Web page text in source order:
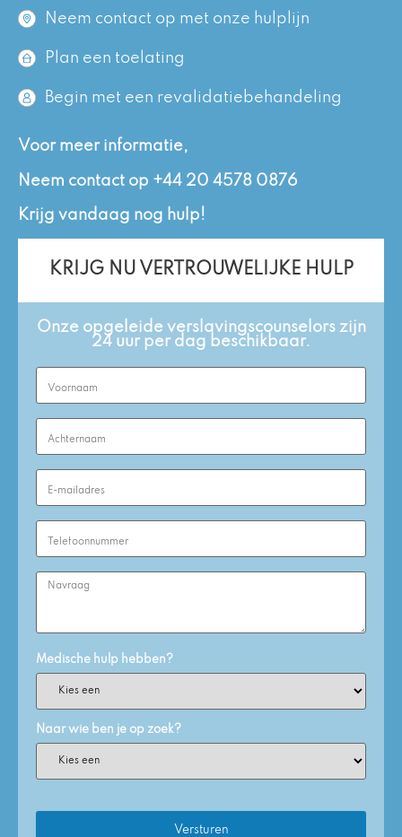
Neem contact op met onze hulplijn
Plan een toelating
Begin met een revalidatiebehandeling
Voor meer informatie,
Neem contact op +44 20 4578 0876
Krijg vandaag nog hulp!
KRIJG NU VERTROUWELIJKE HULP
Onze opgeleide verslavingscounselors zijn
24 uur per dag beschikbaar.
First
Name
(Required)
Last
Name
(Required)
Email
Address
(Required)
Phone
Number
(Required)
Enquiry
Medische hulp hebben?
Naar wie ben je op zoek?